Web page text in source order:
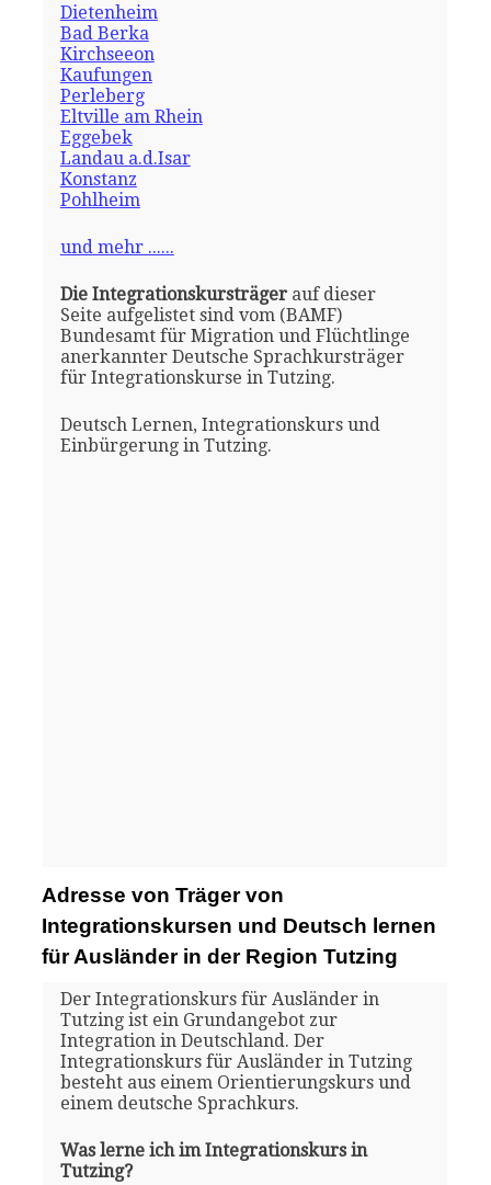
Dietenheim
Bad Berka
Kirchseeon
Kaufungen
Perleberg
Eltville am Rhein
Eggebek
Landau a.d.Isar
Konstanz
Pohlheim
und mehr ......
Die Integrationskursträgerauf dieser
Seite aufgelistet sind vom (BAMF)
Bundesamt für Migration und Flüchtlinge
anerkannter Deutsche Sprachkursträger
für Integrationskurse in Tutzing.
Deutsch Lernen, Integrationskurs und
Einbürgerung in Tutzing.
Adresse von Träger von
Integrationskursen und Deutsch lernen
für Ausländer in der Region Tutzing
Der Integrationskurs für Ausländer in
Tutzing ist ein Grundangebot zur
Integration in Deutschland. Der
Integrationskurs für Ausländer in Tutzing
besteht aus einem Orientierungskurs und
einem deutsche Sprachkurs.
Was lerne ich im Integrationskurs in
Tutzing?